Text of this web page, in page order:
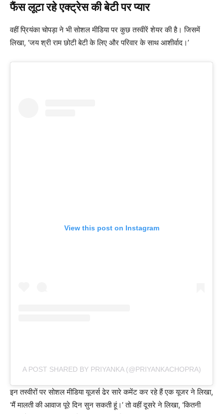
फैंस लूटा रहे एक्ट्रेस की बेटी पर प्यार
वहीं प्रियंका चोपड़ा ने भी सोशल मीडिया पर कुछ तस्वीरें शेयर की है। जिसमें
लिखा, ‘जय श्री राम छोटी बेटी के लिए और परिवार के साथ आशीर्वाद।’
View this post on Instagram
A POST SHARED BY PRIYANKA (@PRIYANKACHOPRA)
इन तस्वीरों पर सोशल मीडिया यूजर्स ढेर सारे कमेंट कर रहे हैं एक यूजर ने लिखा,
‘मैं मालती की आवाज पूरे दिन सुन सकती हूं।’ तो वहीं दूसरे ने लिखा, ‘कितनी